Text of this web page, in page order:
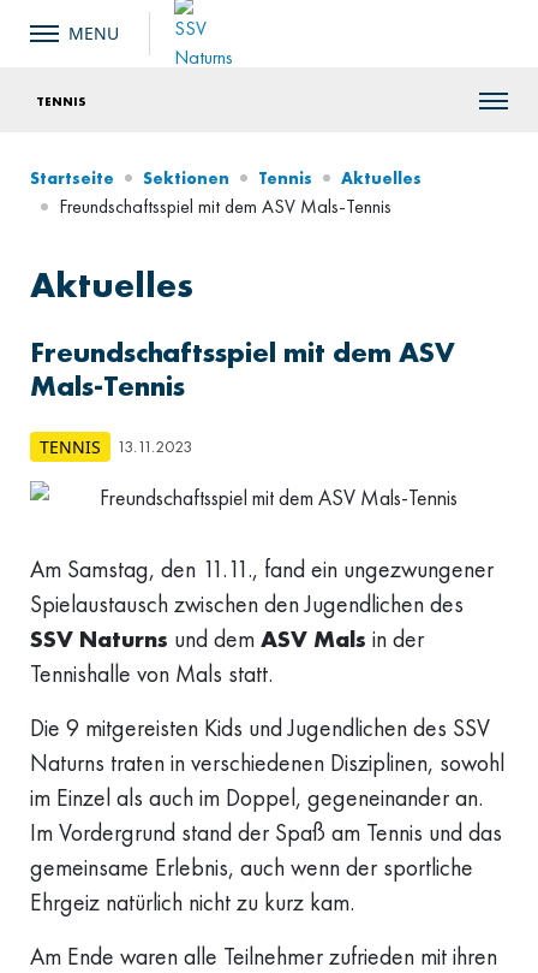
TENNIS
Startseite Sektionen Tennis Aktuelles
Freundschaftsspiel mit dem ASV Mals-Tennis
Aktuelles
Freundschaftsspiel mit dem ASV
Mals-Tennis
TENNIS 13.11.2023
Am Samstag, den 11.11., fand ein ungezwungener
Spielaustausch zwischen den Jugendlichen des
SSV Naturns und dem ASV Mals in der
Tennishalle von Mals statt.
Die 9 mitgereisten Kids und Jugendlichen des SSV
Naturns traten in verschiedenen Disziplinen, sowohl
im Einzel als auch im Doppel, gegeneinander an.
Im Vordergrund stand der Spaß am Tennis und das
gemeinsame Erlebnis, auch wenn der sportliche
Ehrgeiz natürlich nicht zu kurz kam.
Am Ende waren alle Teilnehmer zufrieden mit ihren